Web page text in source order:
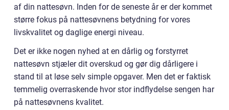
af din nattesøvn. Inden for de seneste år er der kommet
større fokus på nattesøvnens betydning for vores
livskvalitet og daglige energi niveau.
Det er ikke nogen nyhed at en dårlig og forstyrret
nattesøvn stjæler dit overskud og gør dig dårligere i
stand til at løse selv simple opgaver. Men det er faktisk
temmelig overraskende hvor stor indflydelse sengen har
på nattesøvnens kvalitet.